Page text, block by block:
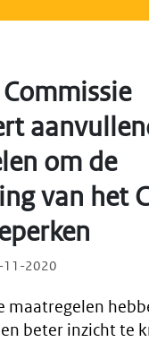
om de
van het
11-2020
maatregelen
beter inzicht te